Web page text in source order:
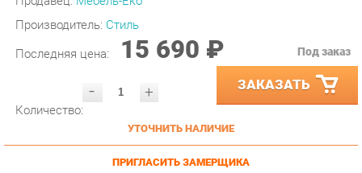
Последняя цена: 15 690 ₽
- + ЗАКАЗАТЬ
УТОЧНИТЬ НАЛИЧИЕ
ПРИГЛАСИТЬ ЗАМЕРЩИКА